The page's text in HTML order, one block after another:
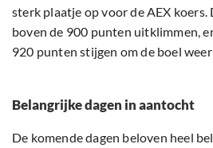
sterk plaatje op voor de AEX koers.
boven de 900 punten uitklimmen,
920 punten stijgen om de boel weer
Belangrijke dagen in aantocht
De komende dagen beloven heel